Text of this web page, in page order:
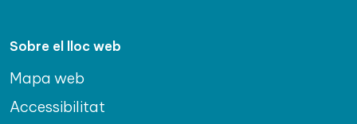
Sobre el lloc web
Mapa web
Accessibilitat